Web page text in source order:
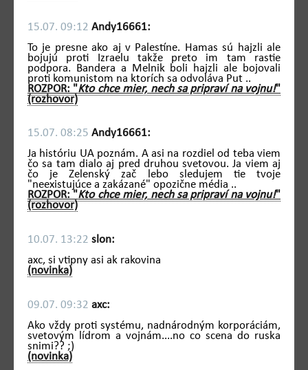
15.07. 09:12 Andy16661:
To je presne ako aj v Palestíne. Hamas sú hajzli ale
bojujú proti Izraelu takže preto im tam rastie
podpora. Bandera a Melnik boli hajzli ale bojovali
proti komunistom na ktorích sa odvoláva Put ..
ROZPOR: "Kto chce mier, nech sa pripraví na vojnu!"
(rozhovor)
15.07. 08:25 Andy16661:
Ja históriu UA poznám. A asi na rozdiel od teba viem
čo sa tam dialo aj pred druhou svetovou. Ja viem aj
čo je Zelenský zač lebo sledujem tie tvoje
"neexistujúce a zakázané" opozične média ..
ROZPOR: "Kto chce mier, nech sa pripraví na vojnu!"
(rozhovor)
10.07. 13:22 slon:
axc, si vtipny asi ak rakovina
(novinka)
09.07. 09:32 axc:
Ako vždy proti systému, nadnárodným korporáciám,
svetovým lídrom a vojnám....no co scena do ruska
snimi?? ;)
(novinka)